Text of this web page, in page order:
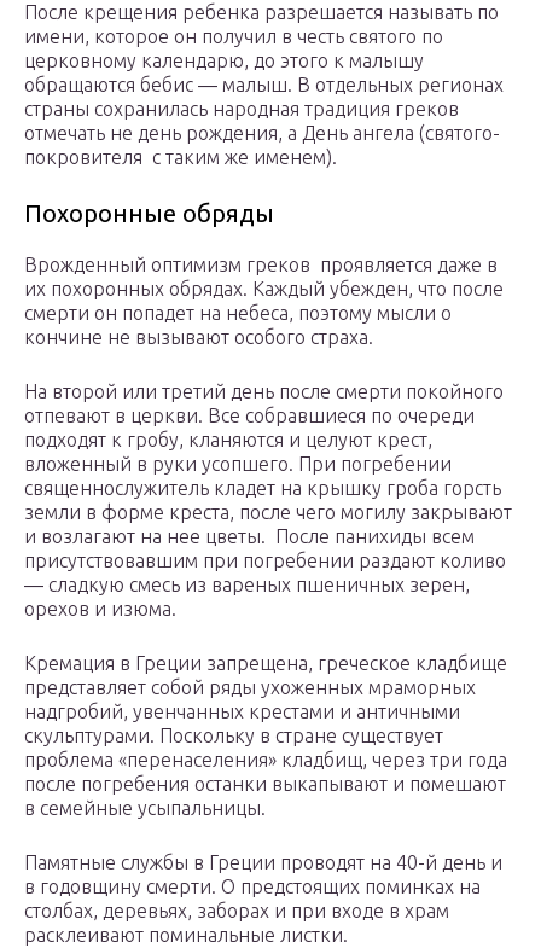
После крещения ребенка разрешается называть по
имени, которое он получил в честь святого по
церковному календарю, до этого к малышу
обращаются бебис ― малыш. В отдельных регионах
страны сохранилась народная традиция греков
отмечать не день рождения, а День ангела (святого-
покровителя с таким же именем).
Похоронные обряды
Врожденный оптимизм греков проявляется даже в
их похоронных обрядах. Каждый убежден, что после
смерти он попадет на небеса, поэтому мысли о
кончине не вызывают особого страха.
На второй или третий день после смерти покойного
отпевают в церкви. Все собравшиеся по очереди
подходят к гробу, кланяются и целуют крест,
вложенный в руки усопшего. При погребении
священнослужитель кладет на крышку гроба горсть
земли в форме креста, после чего могилу закрывают
и возлагают на нее цветы. После панихиды всем
присутствовавшим при погребении раздают коливо
― сладкую смесь из вареных пшеничных зерен,
орехов и изюма.
Кремация в Греции запрещена, греческое кладбище
представляет собой ряды ухоженных мраморных
надгробий, увенчанных крестами и античными
скульптурами. Поскольку в стране существует
проблема «перенаселения» кладбищ, через три года
после погребения останки выкапывают и помешают
в семейные усыпальницы.
Памятные службы в Греции проводят на 40-й день и
в годовщину смерти. О предстоящих поминках на
столбах, деревьях, заборах и при входе в храм
расклеивают поминальные листки.